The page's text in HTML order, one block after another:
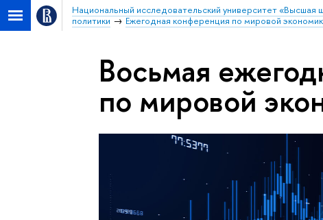
Национальный исследовательский университет «Высшая
политики
Ежегодная конференция по мировой
Восьмая
по мировой